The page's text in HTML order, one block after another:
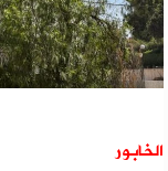
الخابور